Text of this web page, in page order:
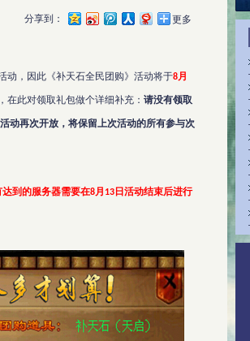
分享到： 更多
动，因此《补天石全民团购》活动将于8月
在此对领取礼包做个详细补充： 请没有领取
动再次开放，将保留上次活动的所有参与次
到的服务器需要在8月 13 日活动结束后进行